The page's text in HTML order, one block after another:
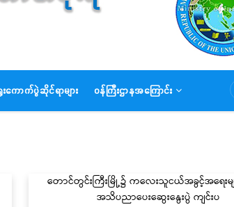
းကောက်ပွဲဆိုင်ရာများ ဝန်ကြီးဌာနအကြောင်း
တောင်တွင်းကြီးမြို့၌ ကလေးသူငယ်အခွင့်အရေးမ
အသိပညာပေးဆွေးနွေးပွဲ ကျင်းပ